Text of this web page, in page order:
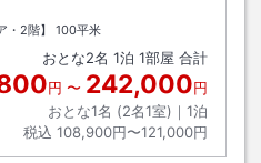
2階】
100平米
おとな2名 1泊 1部屋 合計
円 〜 242,000円
おとな1名 (2名1室)｜ 1泊
税込 108,900円〜121,000円